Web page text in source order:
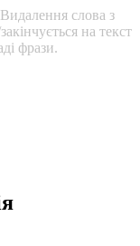
Видалення слова з
на текст
фрази.